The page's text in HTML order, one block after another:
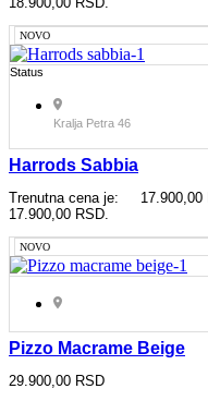
NOVO
Status
Kralja Petra 46
Harrods Sabbia
17.900,00
Trenutna cena je:
17.900,00 RSD.
NOVO
Pizzo Macrame Beige
29.900,00 RSD